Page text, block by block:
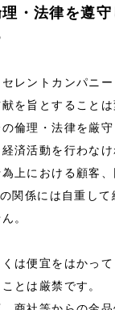
・法律を遵
レントカンパニ
を旨とすることは
倫理・法律を厳
済活動を行わなけ
為上における顧客
関係には自重して
。
は便宜をはかっ
とは厳禁です。